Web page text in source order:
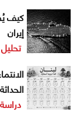
كيف
إيران
تحليل
الحداثة
دراسة